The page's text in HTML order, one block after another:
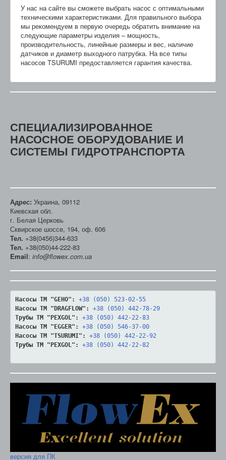
У нас на сайте вы сможете выбрать насос с оптимальными
техническими характеристиками. Для правильного выбора
мы рекомендуем в первую очередь обратить внимание на
следующие параметры изделия – мощность,
производительность, линейные размеры и вес, наличие
датчиков и диаметр выходного патрубка. На все типы
насосов TSURUMI предоставляется гарантия качества.
СПЕЦИАЛИЗИРОВАННОЕ
НАСОСНОЕ ОБОРУДОВАНИЕ И
СИСТЕМЫ ГИДРОТРАНСПОРТА
Адрес: Украина, 09112
Киевская обл.
г. Белая Церковь
Сквирское шоссе, 194, оф. 606
Тел. +38(0456)344-633
Тел. +38(050)44-222-83
Email: info@flowex.com.ua
Насосы ТМ "GEHO":
+38 (050) 523-02-55
Насосы ТМ "DRAGFLOW":
+38 (050) 442-78-29
Трубы ТМ "PEXGOL":
+38 (050) 442-22-83
Насосы ТМ "EGGER":
+38 (050) 546-37-00
Насосы ТМ "TSURUMI":
+38 (050) 442-22-92
Трубы ТМ "PEXGOL":
+38 (050) 442-22-82
версия для ПК